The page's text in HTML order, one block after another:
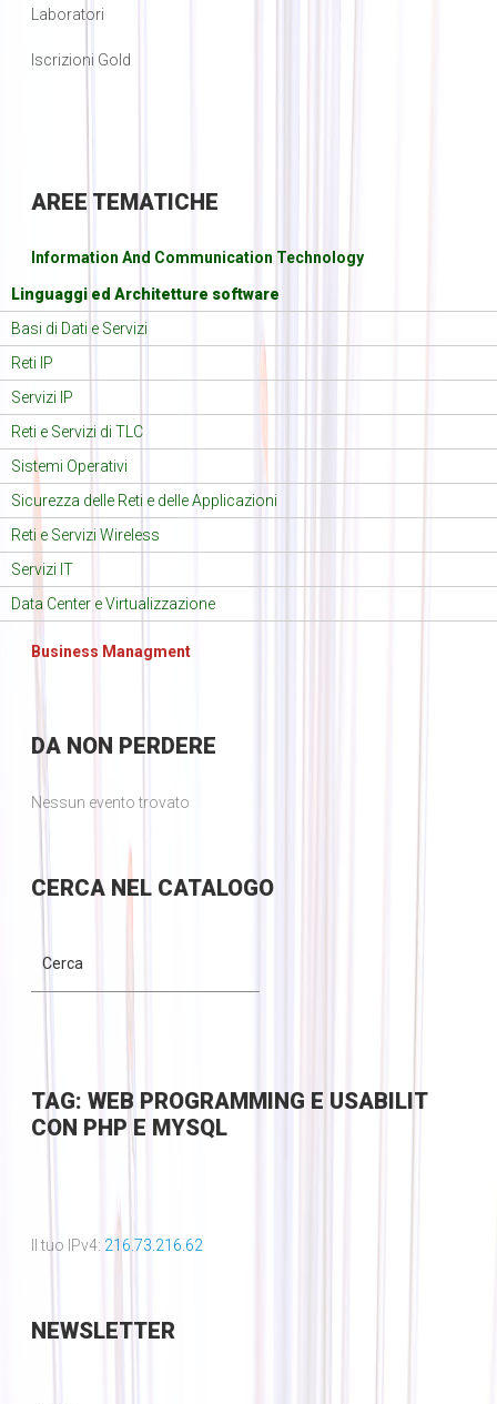
Laboratori
Iscrizioni Gold
AREE TEMATICHE
Information And Communication Technology
Linguaggi ed Architetture software
Basi di Dati e Servizi
Reti IP
Servizi IP
Reti e Servizi di TLC
Sistemi Operativi
Sicurezza delle Reti e delle Applicazioni
Reti e Servizi Wireless
Servizi IT
Data Center e Virtualizzazione
Business Managment
DANON PERDERE
Nessun evento trovato
CERCANEL CATALOGO
TAG: WEB PROGRAMMING E USABILIT
CON PHP E MYSQL
Il tuo IPv4: 216.73.216.62
NEWSLETTER